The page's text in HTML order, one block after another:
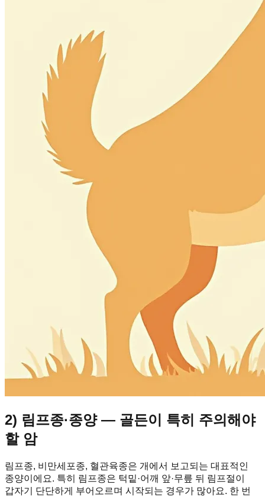
2) 림프종·종양 — 골든이 특히 주의해야
할 암
림프종, 비만세포종, 혈관육종은 개에서 보고되는 대표적인
종양이에요. 특히 림프종은 턱밑·어깨 앞·무릎 뒤 림프절이
갑자기 단단하게 부어오르며 시작되는 경우가 많아요. 한 번